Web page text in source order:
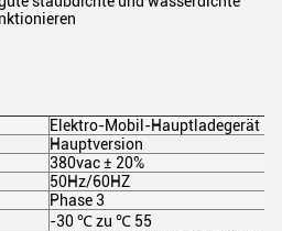
Elektro-Mobil-Hauptladegerät
Hauptversion
380vac ± 20%
50Hz/60HZ
Phase 3
-30 ℃ zu ℃ 55